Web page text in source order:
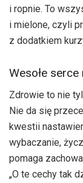
i ropnie. To
i mielone, czyli
z dodatkiem
Wesołe
Zdrowie to nie
Nie da się
kwestii
wybaczanie,
pomaga
„O te cechy tak